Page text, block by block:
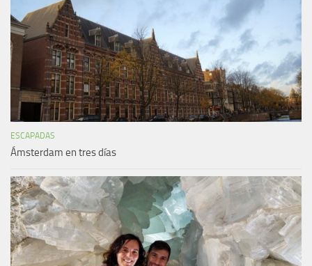
ESCAPADAS
Ámsterdam en tres días